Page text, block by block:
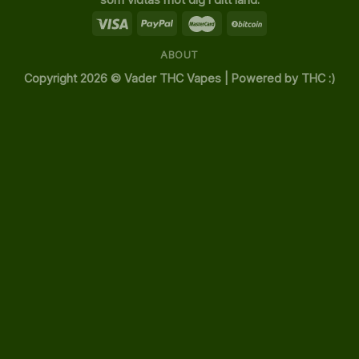
ABOUT
Copyright 2026 © Vader THC Vapes | Powered by THC :)